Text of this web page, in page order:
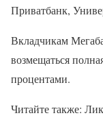
Приватбанк,
Вкладчикам
возмещаться
процентами.
Читайте также: